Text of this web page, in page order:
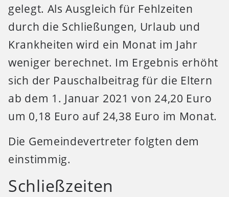
gelegt. Als Ausgleich für Fehlzeiten
durch die Schließungen, Urlaub und
Krankheiten wird ein Monat im Jahr
weniger berechnet. Im Ergebnis erhöht
sich der Pauschalbeitrag für die Eltern
ab dem 1. Januar 2021 von 24,20 Euro
um 0,18 Euro auf 24,38 Euro im Monat.
Die Gemeindevertreter folgten dem
einstimmig.
Schließzeiten